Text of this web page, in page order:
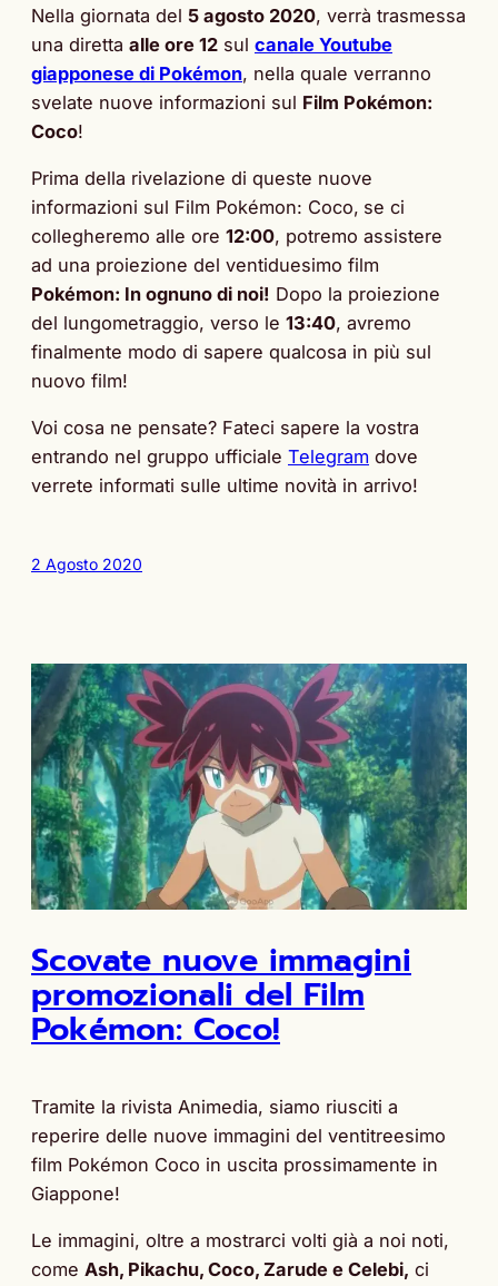
Nella giornata del 5 agosto 2020, verrà trasmessa
una diretta alle ore 12 sul canale Youtube
giapponese di Pokémon, nella quale verranno
svelate nuove informazioni sul Film Pokémon:
Coco!
Prima della rivelazione di queste nuove
informazioni sul Film Pokémon: Coco, se ci
collegheremo alle ore 12:00, potremo assistere
ad una proiezione del ventiduesimo film
Pokémon: In ognuno di noi! Dopo la proiezione
del lungometraggio, verso le 13:40, avremo
finalmente modo di sapere qualcosa in più sul
nuovo film!
Voi cosa ne pensate? Fateci sapere la vostra
entrando nel gruppo ufficiale Telegram dove
verrete informati sulle ultime novità in arrivo!
2 Agosto 2020
Scovate nuove immagini
promozionali del Film
Pokémon: Coco!
Tramite la rivista Animedia, siamo riusciti a
reperire delle nuove immagini del ventitreesimo
film Pokémon Coco in uscita prossimamente in
Giappone!
Le immagini, oltre a mostrarci volti già a noi noti,
come Ash, Pikachu, Coco, Zarude e Celebi, ci